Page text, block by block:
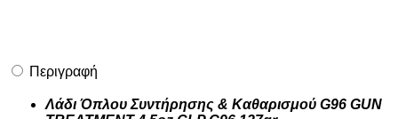
Περιγραφή
Λάδι Όπλου Συντήρησης & Καθαρισμού G96 GUN